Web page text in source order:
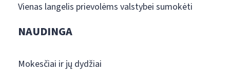
Vienas langelis prievolėms valstybei sumokėti
NAUDINGA
Mokesčiai ir jų dydžiai